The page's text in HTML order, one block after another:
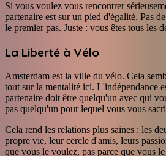
Si vous voulez vous rencontrer
partenaire est sur un pied d'égalité. Pas
le premier pas. Juste : vous êtes tous les
La Liberté à Vélo
Amsterdam est la ville du vélo. Cela
tout sur la mentalité ici. L'indépendance
partenaire doit être quelqu'un avec qui
pas quelqu'un pour lequel vous vous
Cela rend les relations plus saines : les
propre vie, leur cercle d'amis, leurs
que vous le voulez, pas parce que vous